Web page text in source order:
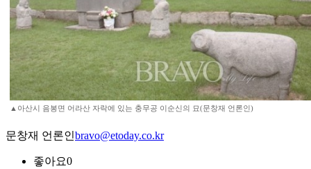
▲아산시 음봉면 어라산 자락에 있는 충무공 이순신의 묘(문창재 언론인)
문창재 언론인bravo@etoday.co.kr
좋아요0